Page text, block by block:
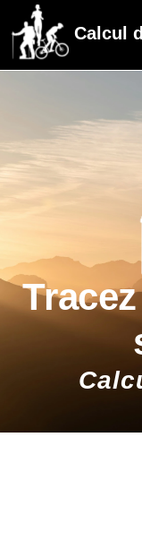
Calcul